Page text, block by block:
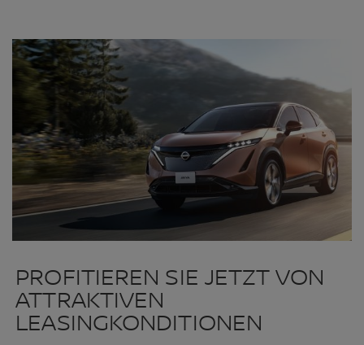
PROFITIEREN SIE JETZT VON
ATTRAKTIVEN
LEASINGKONDITIONEN